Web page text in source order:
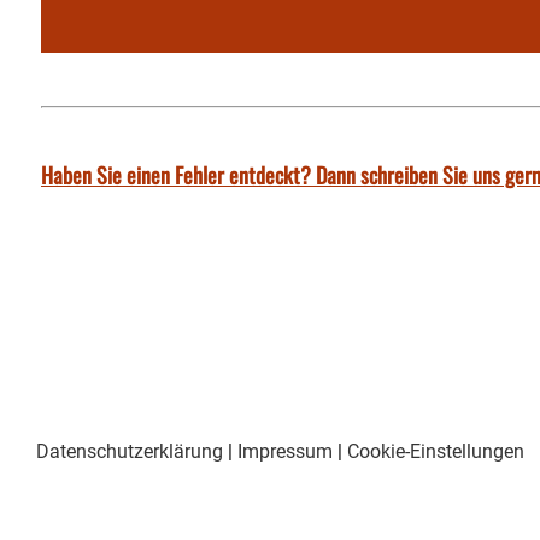
Haben Sie einen Fehler entdeckt? Dann schreiben Sie uns
Datenschutzerklärung | Impressum | Cookie-Einstellungen